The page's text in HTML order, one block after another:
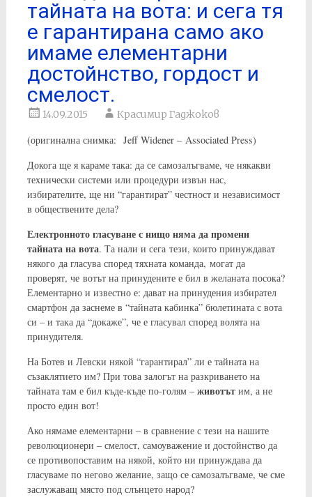
тайната на вота: и сега тя
е гарантирана само ако
имаме елементарни
достойнство, гордост и
смелост.
14.09.2015 Красимир Гаджоков
(оригинална снимка: Jeff Widener – Associated Press)
Докога ще я караме така: да се самозалъгваме, че някакви
технически системи или процедури извън нас,
избирателите, ще ни “гарантират” честност и независимост
в обществените дела?
Електронното гласуване с нищо няма да промени
тайната на вота. Та нали и сега тези, които принуждават
някого да гласува според тяхната команда, могат да
проверят, че вотът на принудените е бил в желаната посока?
Елементарно и известно е: дават на принудения избирател
смартфон да заснеме в “тайната кабинка” бюлетината с вота
си – и така да “докаже”, че е гласувал според волята на
принудителя.
На Ботев и Левски някой “гарантирал” ли е тайната на
съзаклятието им? При това залогът на разкриването на
тайната там е бил къде-къде по-голям – животътим, а не
просто един вот!
Ако нямаме елементарни – в сравнение с тези на нашите
революционери – смелост, самоуважение и достойнство да
се противопоставим на някой, който ни принуждава да
гласуваме по негово желание, защо се самозалъгваме, че сме
заслужаващ място под слънцето народ?